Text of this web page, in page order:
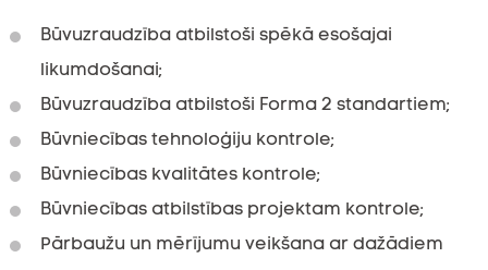
Būvuzraudzība atbilstoši spēkā esošajai
likumdošanai;
Būvuzraudzība atbilstoši Forma 2 standartiem;
Būvniecības tehnoloģiju kontrole;
Būvniecības kvalitātes kontrole;
Būvniecības atbilstības projektam kontrole;
Pārbaužu un mērījumu veikšana ar dažādiem